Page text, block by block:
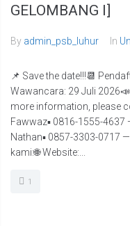
GELOMBANG I]
By admin_psb_luhur In
📌 Save the date!!!📆
Wawancara: 29 Juli
more information, please
Fawwaz▪️ 0816-1555-
Nathan▪️ 0857-3303-0717
kami:🌐 Website:...
1